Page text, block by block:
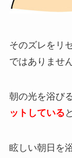
そのズレをリ
ではありませ
朝の光を浴び
ットしている
眩しい朝日を